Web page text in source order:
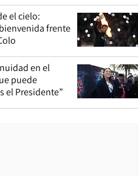
el cielo:
frente
en el
puede
el Presidente”